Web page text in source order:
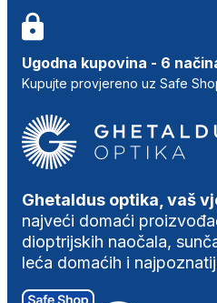
Ugodna kupovina - 6
Kupujte provjereno uz Safe
Ghetaldus optika, vaš
najveći domaći
dioptrijskih naočala,
leća domaćih i